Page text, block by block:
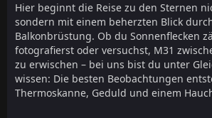
Hier beginnt die Reise zu den Sternen
sondern mit einem beherzten Blick
Balkonbrüstung. Ob du Sonnenflecken
fotografierst oder versuchst, M31
zu erwischen – bei uns bist du unter
wissen: Die besten Beobachtungen
Thermoskanne, Geduld und einem